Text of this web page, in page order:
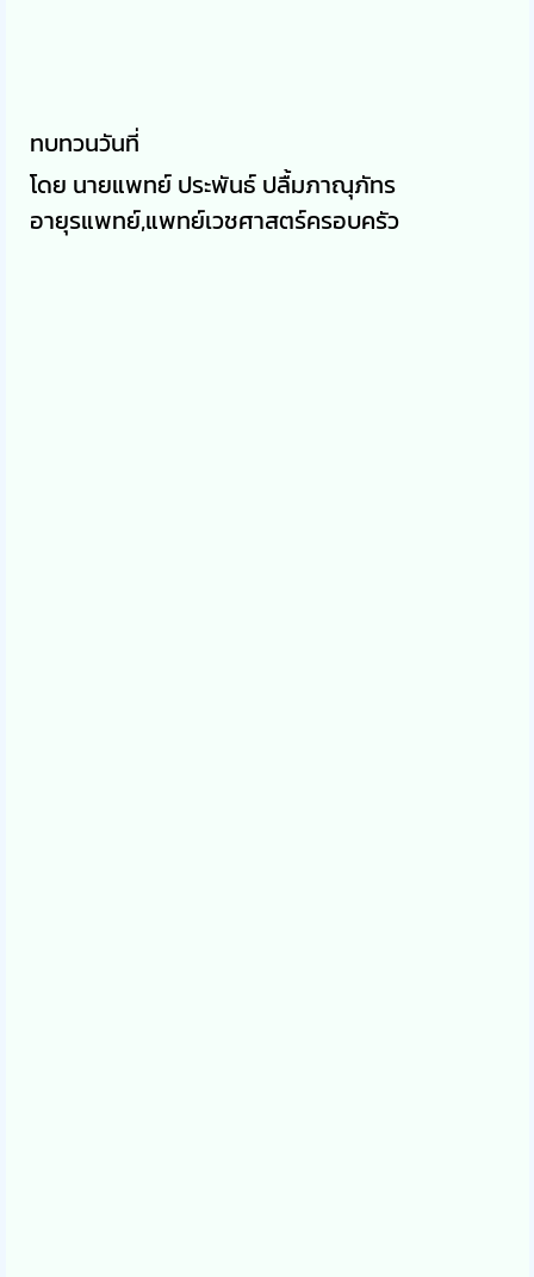
ทบทวนวันที่
โดย นายแพทย์ ประพันธ์ ปลื้มภาณุภัทร
อายุรแพทย์,แพทย์เวชศาสตร์ครอบครัว